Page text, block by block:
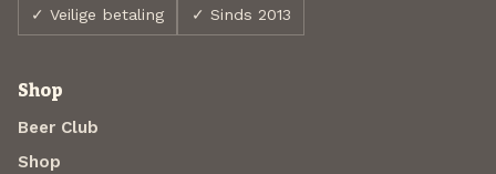
✓ Veilige betaling ✓ Sinds 2013
Shop
Beer Club
Shop